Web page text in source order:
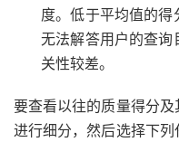
度。低于平均值的得
无法解答用户的查询
关性较差。
要查看以往的质量得分
进行细分，然后选择下